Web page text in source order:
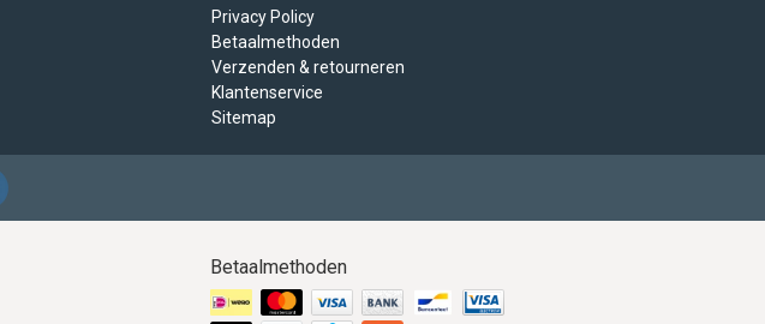
Privacy Policy
Betaalmethoden
Verzenden & retourneren
Klantenservice
Sitemap
Betaalmethoden